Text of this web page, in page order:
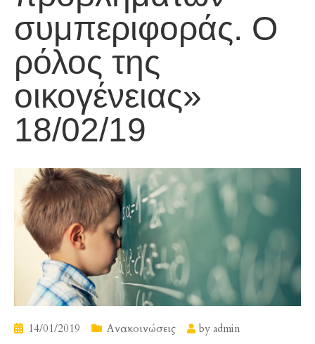
συμπεριφοράς. Ο
ρόλος της
οικογένειας»
18/02/19
14/01/2019 Ανακοινώσεις by admin